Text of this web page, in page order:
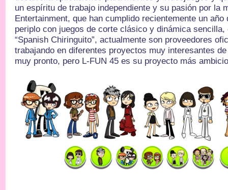
un espíritu de trabajo independiente y su pasión por la
Entertainment, que han cumplido recientemente un
periplo con juegos de corte clásico y dinámica sencilla,
“Spanish Chiringuito”, actualmente son proveedores
trabajando en diferentes proyectos muy interesantes
muy pronto, pero L-FUN 45 es su proyecto más